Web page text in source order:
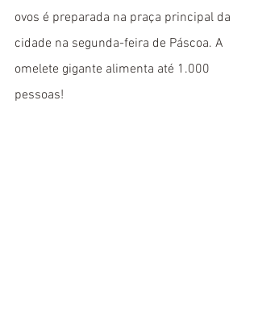
ovos é preparada na praça principal da
cidade na segunda-feira de Páscoa. A
omelete gigante alimenta até 1.000
pessoas!